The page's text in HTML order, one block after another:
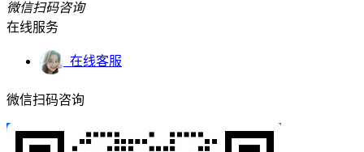
微信扫码咨询
在线服务
在线客服
微信扫码咨询